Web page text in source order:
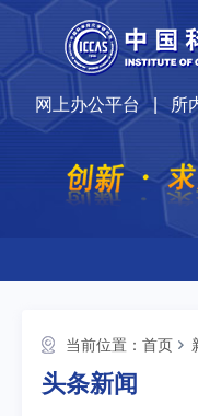
网上办公平台|所
当前位置： 首页
头条新闻